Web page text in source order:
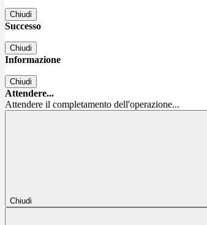
Chiudi
Successo
Chiudi
Informazione
Chiudi
Attendere...
Attendere il completamento dell'operazione...
Chiudi